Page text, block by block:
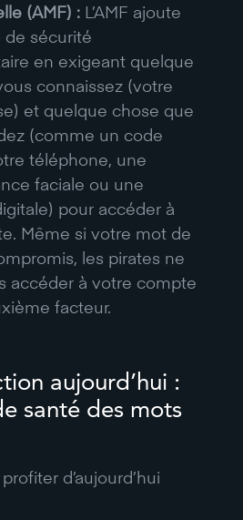
(AMF) : L’AMF ajoute
sécurité
en exigeant quelque
connaissez (votre
et quelque chose que
(comme un code
téléphone, une
faciale ou une
pour accéder à
Même si votre mot de
les pirates ne
accéder à votre compte
facteur.
aujourd’hui :
santé des mots
d’aujourd’hui